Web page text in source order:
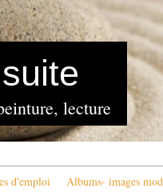
lecture
d'emploi Albums- images